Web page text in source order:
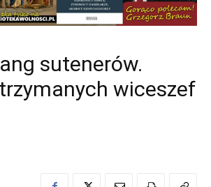
sutenerów.
wiceszef